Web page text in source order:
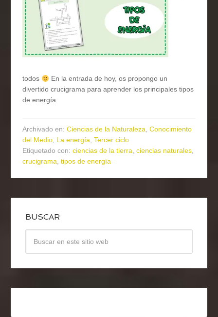
todos
En la entrada de hoy, os propongo un
divertido crucigrama para aprender los principales tipos
de energía.
Archivado en:Ciencias de la Naturaleza,Conocimiento
del Medio, La energía,Tercer ciclo
Etiquetado con:ciencias de la tierra,ciencias naturales,
crucigrama,tipos de energía
BUSCAR